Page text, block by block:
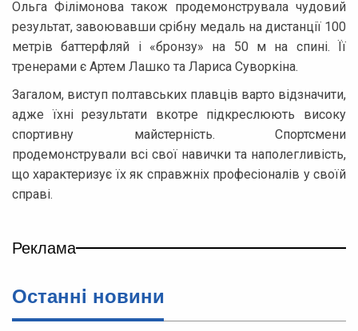
Ольга Філімонова також продемонструвала чудовий
результат, завоювавши срібну медаль на дистанції 100
метрів баттерфляй і «бронзу» на 50 м на спині. Її
тренерами є Артем Лашко та Лариса Суворкіна.
Загалом, виступ полтавських плавців варто відзначити,
адже їхні результати вкотре підкреслюють високу
спортивну майстерність. Спортсмени
продемонстрували всі свої навички та наполегливість,
що характеризує їх як справжніх професіоналів у своїй
справі.
Реклама
Останнi новини